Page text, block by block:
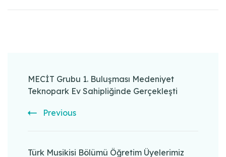
Navigation
MECİT Grubu 1. Buluşması Medeniyet
Teknopark Ev Sahipliğinde Gerçekleşti
Previous
Türk Musikisi Bölümü Öğretim Üyelerimiz